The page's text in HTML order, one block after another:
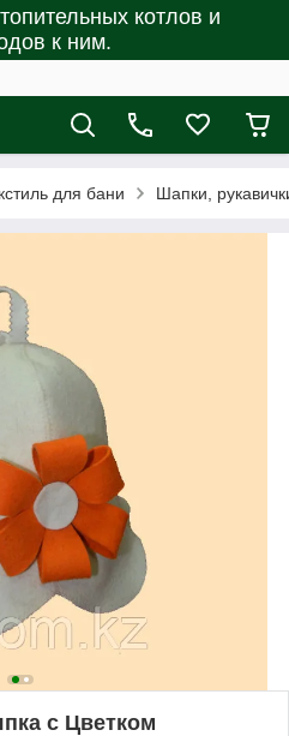
котлов и
к ним.
для бани Шапки,
с Цветком